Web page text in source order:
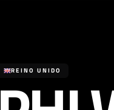
REINO UNIDO